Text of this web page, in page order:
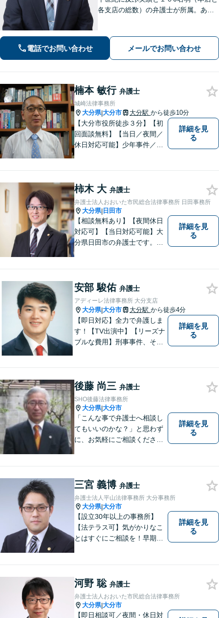
各支店の総数）の弁護士が所属。あな
務等に、的確に対処できる弁護士が迅
速な解決を目指します。
電話でお問い合わせ メールでお問い合わせ
楠本 敏行 弁護士
城崎法律事務所
大分県|大分市 大分駅 から徒歩10分
【大分市役所徒歩３分】【初
回面談無料】【当日／夜間／
休日対応可能】少年事件／家
ービスを受けられるべく、社
会正義の実現のために最善を
尽くします。
詳細を見
る
柿木 大 弁護士
弁護士法人おおいた市民総合法律事務所 日田事務所
大分県| 日田市
【相談無料あり】【夜間休日
対応可】【当日対応可能】大
分県日田市の弁護士です。離
詳細を見
る
安部 駿佑 弁護士
アディーレ法律事務所 大分支店
大分県|大分市 大分駅 から徒歩4分
【即日対応】全力で弁護しま
す！【TV出演中】【リーズナ
ブルな費用】刑事事件、その
分駅４分】
詳細を見
る
後藤 尚三 弁護士
SHO後藤法律事務所
大分県|大分市
「こんな事で弁護士へ相談し
てもいいのかな？」と思わず
に、お気軽にご相談くださ
詳細を見
る
三宮 義博 弁護士
弁護士法人平山法律事務所 大分事務所
大分県|大分市
【設立30年以上の事務所】
【法テラス可】気がかりなこ
とはすぐにご相談を！早期対
など幅広い問題に柔軟に対応
いたします。【駐車場あり】
詳細を見
る
河野 聡 弁護士
弁護士法人おおいた市民総合法律事務所
大分県|大分市
【即日相談可／夜間・休日対